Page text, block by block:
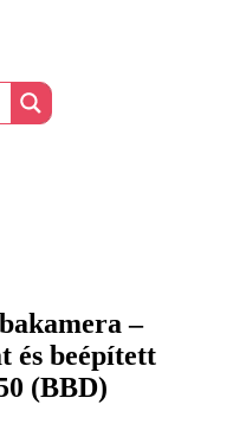
–
és beépített
(BBD)